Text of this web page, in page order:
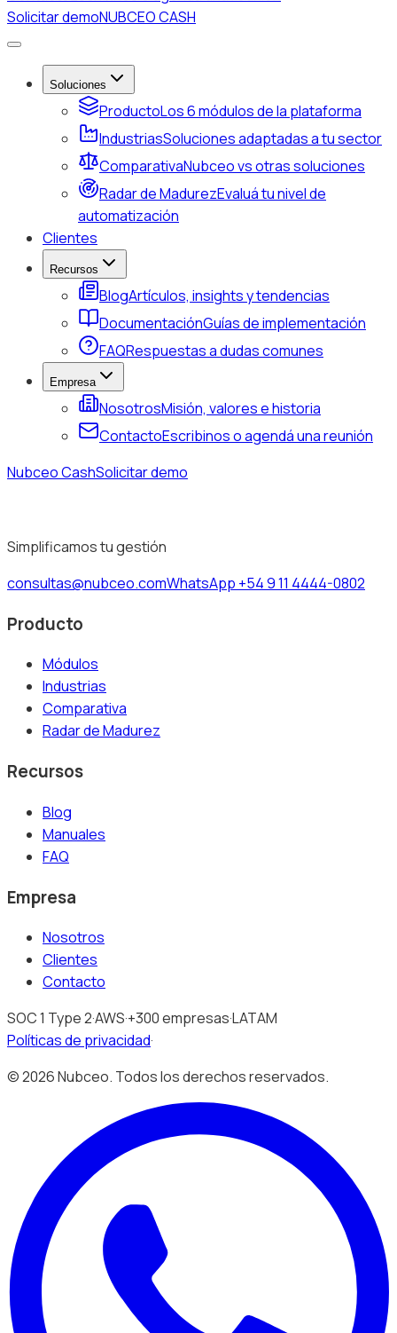
Solicitar demoNUBCEO CASH
Soluciones
ProductoLos 6 módulos de la plataforma
IndustriasSoluciones adaptadas a tu sector
ComparativaNubceo vs otras soluciones
Radar de MadurezEvaluá tu nivel de
automatización
Clientes
Recursos
BlogArtículos, insights y tendencias
DocumentaciónGuías de implementación
FAQRespuestas a dudas comunes
Empresa
NosotrosMisión, valores e historia
ContactoEscribinos o agendá una reunión
Nubceo CashSolicitar demo
Simplificamos tu gestión
consultas@nubceo.comWhatsApp +54 9 11 4444-0802
Producto
Módulos
Industrias
Comparativa
Radar de Madurez
Recursos
Blog
Manuales
FAQ
Empresa
Nosotros
Clientes
Contacto
SOC 1 Type 2·AWS·+300 empresas·LATAM
Políticas de privacidad·
©2026Nubceo. Todos los derechos reservados.